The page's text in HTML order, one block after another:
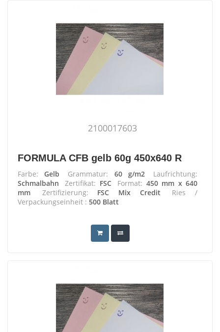
2100017603
FORMULA CFB gelb 60g 450x640 R
Farbe: Gelb Grammatur: 60 g/m2
Laufrichtung:
Schmalbahn
Zertifikat: FSC Format: 450 mm x 640
mm
Zertifizierung: FSC Mix Credit
Ries /
Verpackungseinheit : 500 Blatt